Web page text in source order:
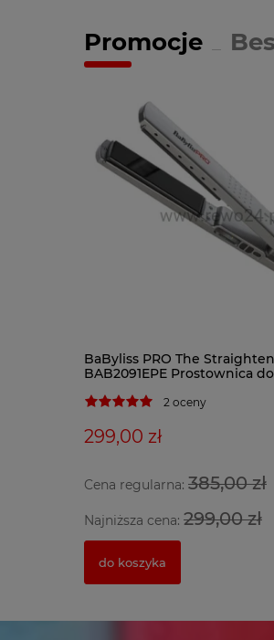
Promocje
BaByliss PRO The
BAB2091EPE Prostownica
2 oceny
299,00 zł
Cena regularna: 385,00 zł
Najniższa cena: 299,00 zł
do koszyka